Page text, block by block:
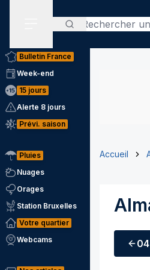
Rechercher
Bulletin France
Week-end
15 jours
Alerte 8 jours
Prévi. saison
Pluies
Nuages
Orages
Station Bruxelles
Votre quartier
Webcams
Accueil